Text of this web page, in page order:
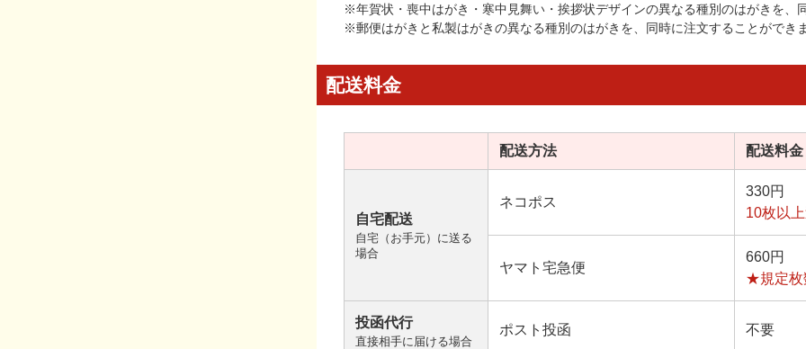
※年賀状・喪中はがき・寒中見舞い・挨拶状デザインの異なる種別のはがきを、
※郵便はがきと私製はがきの異なる種別のはがきを、同時に注文することができま
配送料金
配送方法 配送料金
自宅配送
自宅（お手元）に送る
場合
ネコポス
330円
10枚以
ヤマト宅急便
660円
★規定枚
投函代行
直接相手に届ける場合
ポスト投函 不要